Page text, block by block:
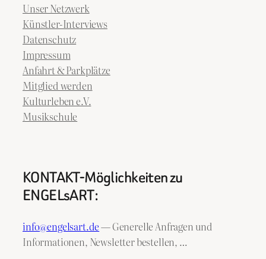
Unser Netzwerk
Künstler-Interviews
Datenschutz
Impressum
Anfahrt & Parkplätze
Mitglied werden
Kulturleben e.V.
Musikschule
KONTAKT-Möglichkeiten zu
ENGELsART:
info@engelsart.de— Generelle Anfragen und
Informationen, Newsletter bestellen, …